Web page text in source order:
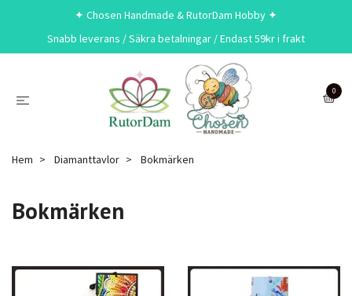
✦ Chosen Handmade & RutorDam Hobby ✦
Snabb leverans / Säkra betalningar / Endast 59kr i frakt
0
Hem Diamanttavlor Bokmärken
Bokmärken